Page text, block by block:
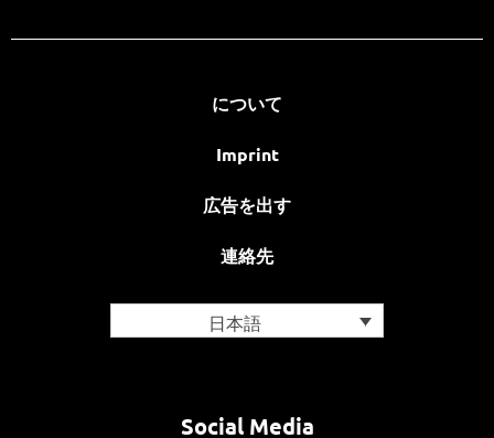
について
Imprint
広告を出す
連絡先
日本語
Social Media